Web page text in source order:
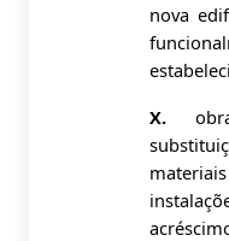
nova
X.obra